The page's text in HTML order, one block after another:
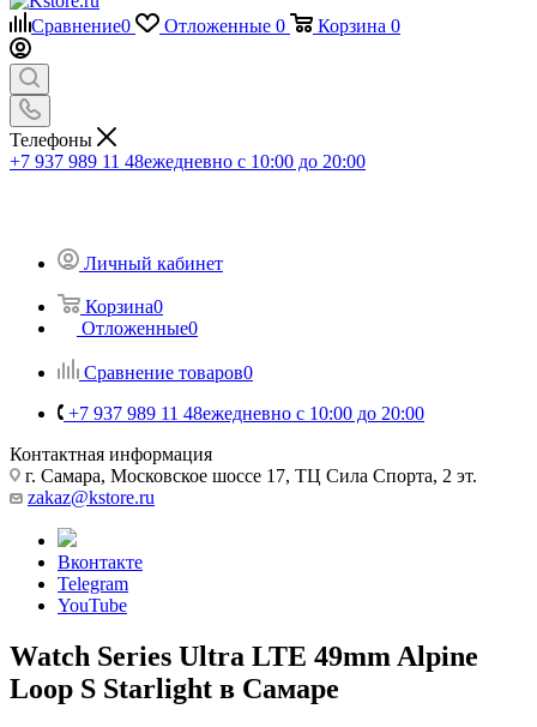
Сравнение0 Отложенные 0 Корзина 0
Телефоны
+7 937 989 11 48ежедневно с 10:00 до 20:00
Личный кабинет
Корзина0
Отложенные0
Сравнение товаров0
+7 937 989 11 48ежедневно с 10:00 до 20:00
Контактная информация
г. Самара, Московское шоссе 17, ТЦ Сила Спорта, 2 эт.
zakaz@kstore.ru
Вконтакте
Telegram
YouTube
Watch Series Ultra LTE 49mm Alpine
Loop S Starlight в Самаре